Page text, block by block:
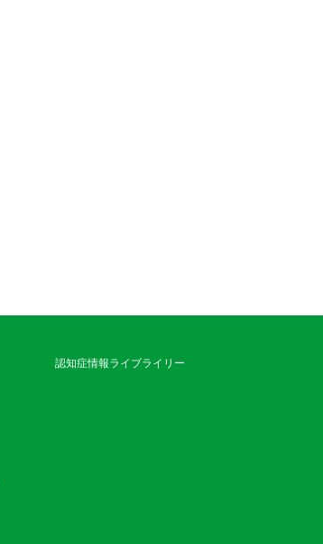
認知症情報ライブライリー